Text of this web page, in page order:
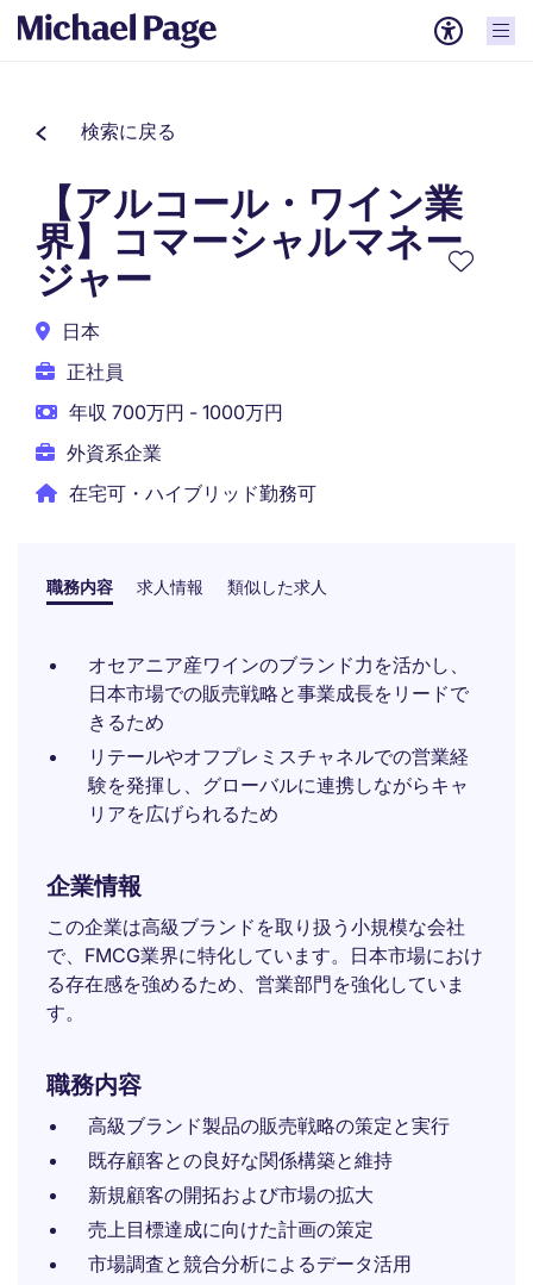
検索に戻る
【アルコール・ワイン業
界】コマーシャルマネー
ジャー
日本
正社員
年収 700万円 - 1000万円
外資系企業
在宅可・ハイブリッド勤務可
職務内容 求人情報 類似した求人
オセアニア産ワインのブランド力を活かし、
日本市場での販売戦略と事業成長をリードで
きるため
リテールやオフプレミスチャネルでの営業経
験を発揮し、グローバルに連携しながらキャ
リアを広げられるため
企業情報
この企業は高級ブランドを取り扱う小規模な会社
で、FMCG業界に特化しています。日本市場におけ
る存在感を強めるため、営業部門を強化していま
す。
職務内容
高級ブランド製品の販売戦略の策定と実行
既存顧客との良好な関係構築と維持
新規顧客の開拓および市場の拡大
売上目標達成に向けた計画の策定
市場調査と競合分析によるデータ活用